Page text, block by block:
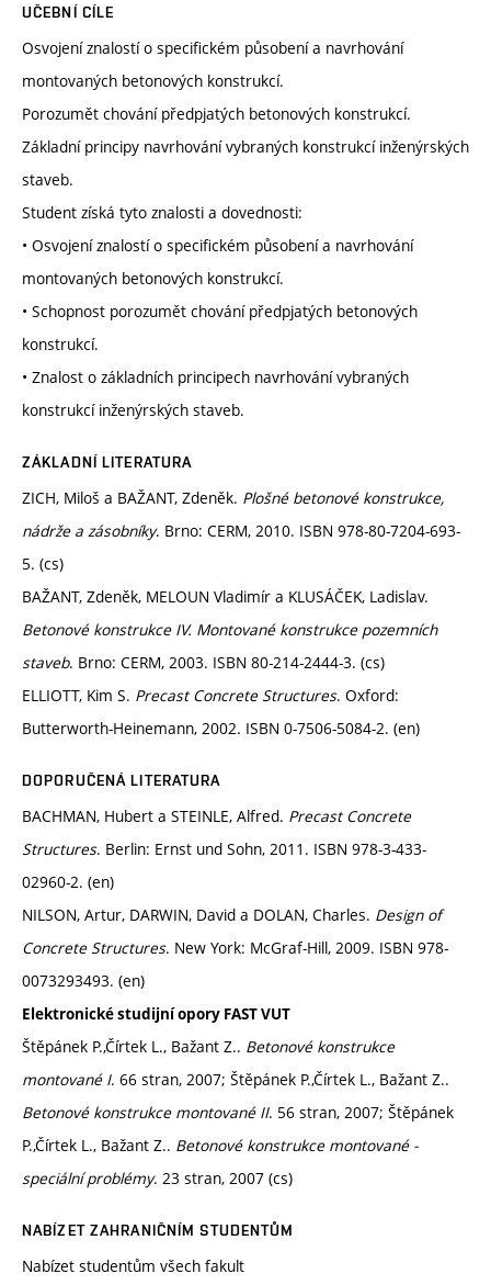
UČEBNÍ CÍLE
Osvojení znalostí o specifickém působení a navrhování
montovaných betonových konstrukcí.
Porozumět chování předpjatých betonových konstrukcí.
Základní principy navrhování vybraných konstrukcí inženýrských
staveb.
Student získá tyto znalosti a dovednosti:
• Osvojení znalostí o specifickém působení a navrhování
montovaných betonových konstrukcí.
• Schopnost porozumět chování předpjatých betonových
konstrukcí.
• Znalost o základních principech navrhování vybraných
konstrukcí inženýrských staveb.
ZÁKLADNÍ LITERATURA
ZICH, Miloš a BAŽANT, Zdeněk. Plošné betonové konstrukce,
nádrže a zásobníky. Brno: CERM, 2010. ISBN 978-80-7204-693-
5. (cs)
BAŽANT, Zdeněk, MELOUN Vladimír a KLUSÁČEK, Ladislav.
Betonové konstrukce IV. Montované konstrukce pozemních
staveb. Brno: CERM, 2003. ISBN 80-214-2444-3. (cs)
ELLIOTT, Kim S. Precast Concrete Structures. Oxford:
Butterworth-Heinemann, 2002. ISBN 0-7506-5084-2. (en)
DOPORUČENÁ LITERATURA
BACHMAN, Hubert a STEINLE, Alfred. Precast Concrete
Structures. Berlin: Ernst und Sohn, 2011. ISBN 978-3-433-
02960-2. (en)
NILSON, Artur, DARWIN, David a DOLAN, Charles. Design of
Concrete Structures. New York: McGraf-Hill, 2009. ISBN 978-
0073293493. (en)
Elektronické studijní opory FAST VUT
Štěpánek P.,Čírtek L., Bažant Z.. Betonové konstrukce
montované I. 66 stran, 2007; Štěpánek P.,Čírtek L., Bažant Z..
Betonové konstrukce montované II. 56 stran, 2007; Štěpánek
P.,Čírtek L., Bažant Z.. Betonové konstrukce montované -
speciální problémy. 23 stran, 2007 (cs)
NABÍZET ZAHRANIČNÍM STUDENTŮM
Nabízet studentům všech fakult